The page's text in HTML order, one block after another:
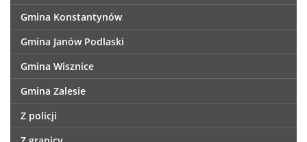
Gmina Konstantynów
Gmina Janów Podlaski
Gmina Wisznice
Gmina Zalesie
Z policji